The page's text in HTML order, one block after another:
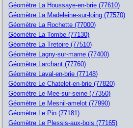
Géomètre La Houssaye-en-brie (77610)
Géomètre La Madeleine-sur-loing (77570)
Géomètre La Rochette (77000)
Géomètre La Tombe (77130)
Géomètre La Tretoire (77510)
Géomètre Lagny-sur-marne (77400)
Géomètre Larchant (77760)
Géomètre Laval-en-brie (77148)
Géomètre Le Chatelet-en-brie (77820)
Géomètre Le Mee-sur-seine (77350)
Géomètre Le Mesnil-amelot (77990)
Géomètre Le Pin (77181)
Géomètre Le Plessis-aux-bois (77165)